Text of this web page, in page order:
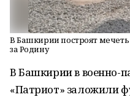
В Башкирии построят
за Родину
В Башкирии в военно-
«Патриот» заложили